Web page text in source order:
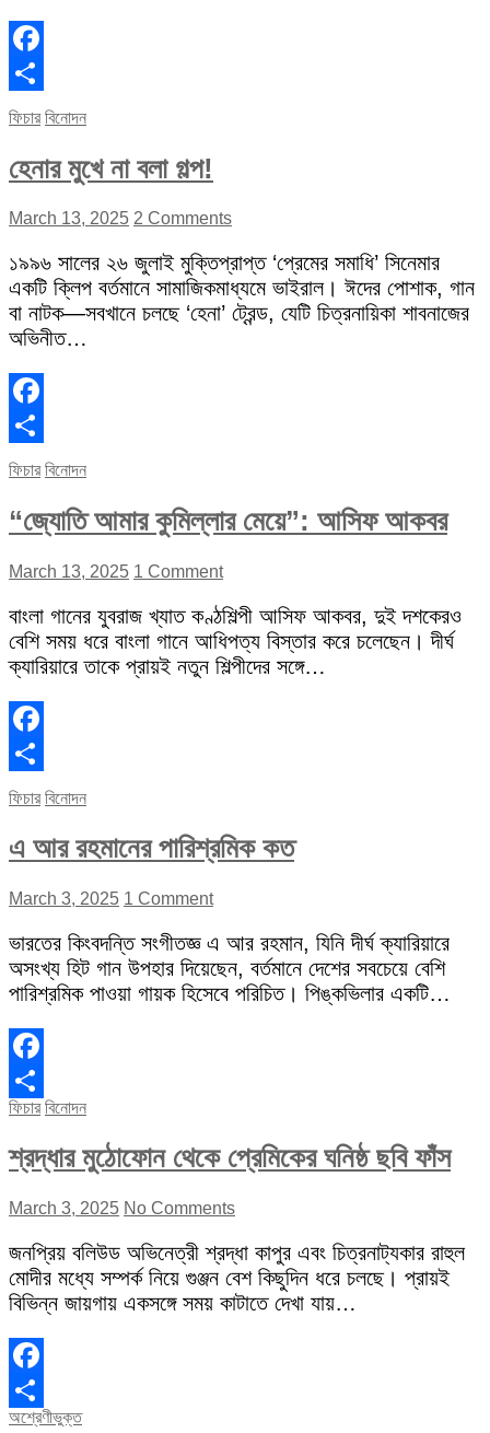
Facebook
Share
ফিচার বিনোদন
হেনার মুখে না বলা গল্প!
March 13, 2025 2 Comments
১৯৯৬ সালের ২৬ জুলাই মুক্তিপ্রাপ্ত ‘প্রেমের সমাধি’ সিনেমার
একটি ক্লিপ বর্তমানে সামাজিকমাধ্যমে ভাইরাল। ঈদের পোশাক, গান
বা নাটক—সবখানে চলছে ‘হেনা’ ট্রেন্ড, যেটি চিত্রনায়িকা শাবনাজের
অভিনীত…
Facebook
Share
ফিচার বিনোদন
“জ্যোতি আমার কুমিল্লার মেয়ে”: আসিফ আকবর
March 13, 2025 1 Comment
বাংলা গানের যুবরাজ খ্যাত কণ্ঠশিল্পী আসিফ আকবর, দুই দশকেরও
বেশি সময় ধরে বাংলা গানে আধিপত্য বিস্তার করে চলেছেন। দীর্ঘ
ক্যারিয়ারে তাকে প্রায়ই নতুন শিল্পীদের সঙ্গে…
Facebook
Share
ফিচার বিনোদন
এ আর রহমানের পারিশ্রমিক কত
March 3, 2025 1 Comment
ভারতের কিংবদন্তি সংগীতজ্ঞ এ আর রহমান, যিনি দীর্ঘ ক্যারিয়ারে
অসংখ্য হিট গান উপহার দিয়েছেন, বর্তমানে দেশের সবচেয়ে বেশি
পারিশ্রমিক পাওয়া গায়ক হিসেবে পরিচিত। পিঙ্কভিলার একটি…
Facebook
Share
ফিচার বিনোদন
শ্রদ্ধার মুঠোফোন থেকে প্রেমিকের ঘনিষ্ঠ ছবি ফাঁস
March 3, 2025 No Comments
জনপ্রিয় বলিউড অভিনেত্রী শ্রদ্ধা কাপুর এবং চিত্রনাট্যকার রাহুল
মোদীর মধ্যে সম্পর্ক নিয়ে গুঞ্জন বেশ কিছুদিন ধরে চলছে। প্রায়ই
বিভিন্ন জায়গায় একসঙ্গে সময় কাটাতে দেখা যায়…
Facebook
Share
অশ্রেণীভুক্ত